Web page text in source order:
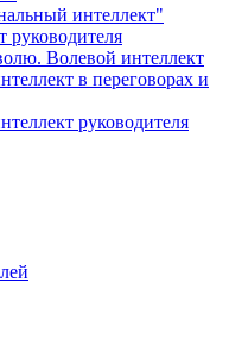
интеллект"
руководителя
Волевой интеллект
в переговорах и
руководителя